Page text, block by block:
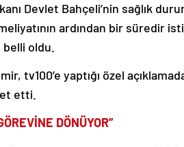
Devlet Bahçeli’nin sağlık
ardından bir süredir
belli oldu.
tv100’e yaptığı özel
etti.
DÖNÜYOR”